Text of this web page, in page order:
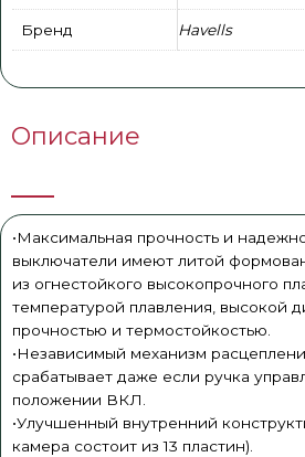
Бренд Havells
Описание
•Максимальная прочность и
выключатели имеют литой
из огнестойкого высокопрочного
температурой плавления, высокой
прочностью и термостойкостью.
•Независимый механизм
срабатывает даже если ручка
положении ВКЛ.
•Улучшенный внутренний
камера состоит из 13 пластин).